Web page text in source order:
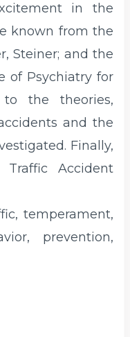
in the
known from the
Steiner; and the
of Psychiatry for
the theories,
and the
Finally,
Accident
temperament,
prevention,